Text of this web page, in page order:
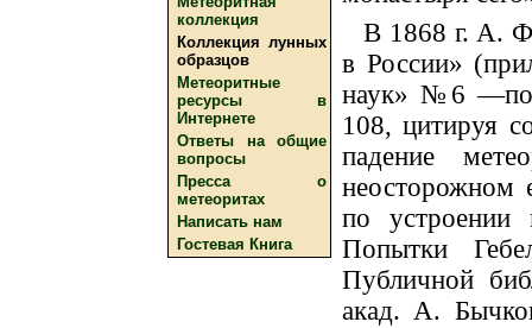
коллекция
Коллекция лунных
образцов
Метеоритные
ресурсы в
Интернете
Ответы на общие
вопросы
Пресса о
метеоритах
Написать нам
Гостевая Книга
В 1868 г. А.
в России»
наук» №6
108, цитируя
падение
неосторожном
по устроении
Попытки
Публичной
акад. А.